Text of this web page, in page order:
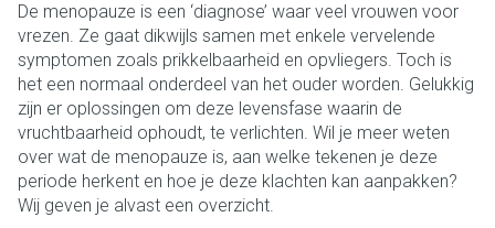
De menopauze is een ‘diagnose’ waar veel vrouwen voor
vrezen. Ze gaat dikwijls samen met enkele vervelende
symptomen zoals prikkelbaarheid en opvliegers. Toch is
het een normaal onderdeel van het ouder worden. Gelukkig
zijn er oplossingen om deze levensfase waarin de
vruchtbaarheid ophoudt, te verlichten. Wil je meer weten
over wat de menopauze is, aan welke tekenen je deze
periode herkent en hoe je deze klachten kan aanpakken?
Wij geven je alvast een overzicht.